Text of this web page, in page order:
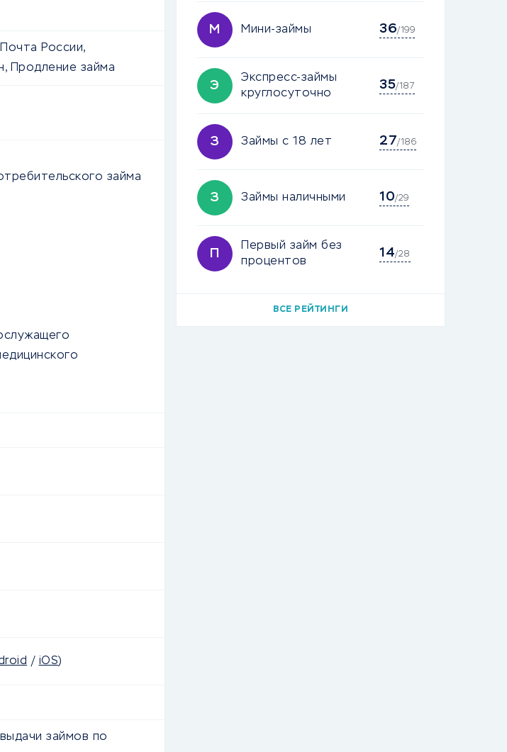
России,
Продление займа
займа
/ iOS)
займов по
М Мини-займы 36/199
Э
Экспресс-займы
круглосуточно
35/187
З Займы с 18 лет 27/186
З Займы наличными 10/29
П
Первый займ без
процентов
14/28
ВСЕ РЕЙТИНГИ